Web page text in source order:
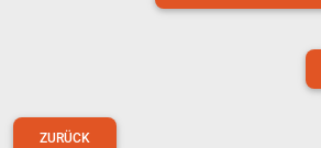
ZURÜCK